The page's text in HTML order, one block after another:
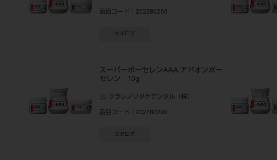
品目コード ：202280250
カタログ
スーパーポーセレンAAA アドオンポー
セレン 10g
クラレノリタケデンタル（株）
品目コード ：202280290
カタログ